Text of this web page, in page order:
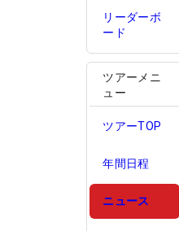
リーダーボ
ード
ツアーメニ
ュー
ツアーTOP
年間日程
ニュース